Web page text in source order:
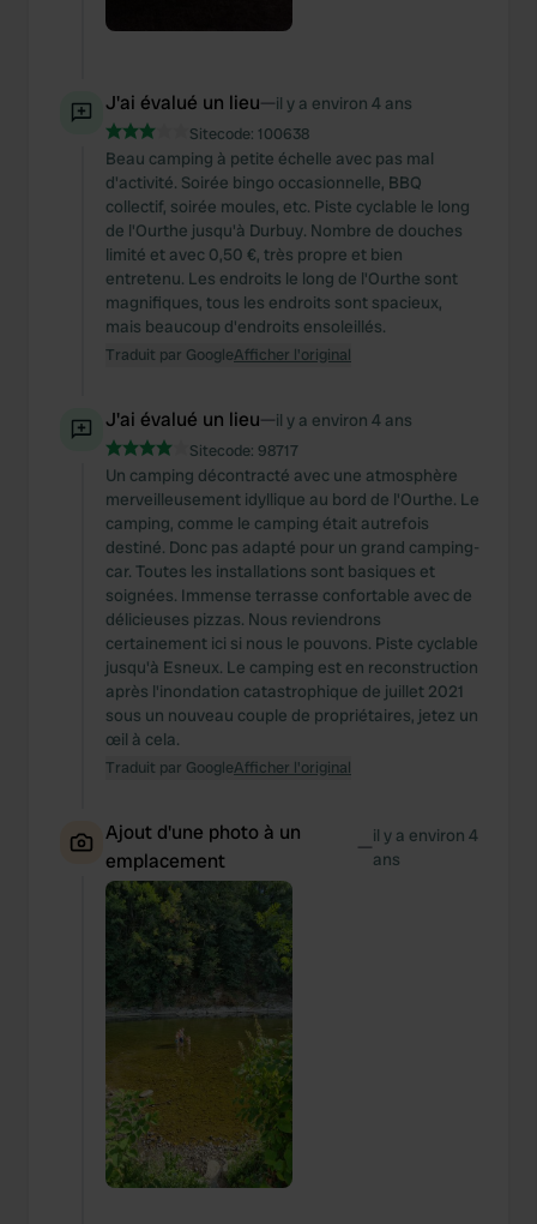
J'ai évalué un lieu—il y a environ 4 ans
Sitecode: 100638
Beau camping à petite échelle avec pas mal
d'activité. Soirée bingo occasionnelle, BBQ
collectif, soirée moules, etc. Piste cyclable le long
de l'Ourthe jusqu'à Durbuy. Nombre de douches
limité et avec 0,50 €, très propre et bien
entretenu. Les endroits le long de l'Ourthe sont
magnifiques, tous les endroits sont spacieux,
mais beaucoup d'endroits ensoleillés.
Traduit par GoogleAfficher l'original
J'ai évalué un lieu—il y a environ 4 ans
Sitecode: 98717
Un camping décontracté avec une atmosphère
merveilleusement idyllique au bord de l'Ourthe. Le
camping, comme le camping était autrefois
destiné. Donc pas adapté pour un grand camping-
car. Toutes les installations sont basiques et
soignées. Immense terrasse confortable avec de
délicieuses pizzas. Nous reviendrons
certainement ici si nous le pouvons. Piste cyclable
jusqu'à Esneux. Le camping est en reconstruction
après l'inondation catastrophique de juillet 2021
sous un nouveau couple de propriétaires, jetez un
œil à cela.
Traduit par GoogleAfficher l'original
Ajout d'une photo à un
emplacement
—il y a environ 4
ans